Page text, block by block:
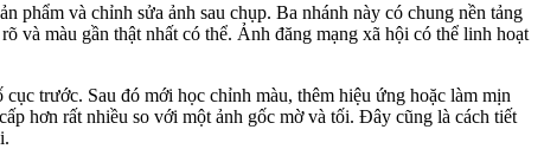
phẩm và chỉnh sửa ảnh sau chụp. Ba nhánh này có chung nền tảng
và màu gần thật nhất có thể. Ảnh đăng mạng xã hội có thể linh hoạt
trước. Sau đó mới học chỉnh màu, thêm hiệu ứng hoặc làm mịn
hơn rất nhiều so với một ảnh gốc mờ và tối. Đây cũng là cách tiết